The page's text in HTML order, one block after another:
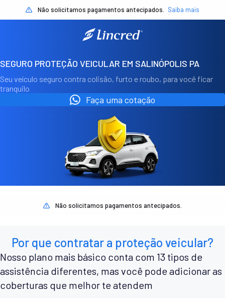
Não solicitamos pagamentos antecipados. Saiba mais
SEGURO PROTEÇÃO VEICULAR EM SALINÓPOLIS PA
Seu veículo seguro contra colisão, furto e roubo, para você ficar
tranquilo
Faça uma cotação
Não solicitamos pagamentos antecipados.
Por que contratar a proteção veicular?
Nosso plano mais básico conta com 13 tipos de
assistência diferentes, mas você pode adicionar as
coberturas que melhor te atendem